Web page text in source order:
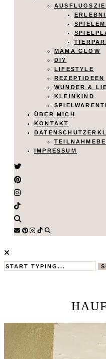
MAMA GLOW
DIY
LIFESTYLE
REZEPTIDEEN
WUNDER &
KLEINKIND
ÜBER MICH
KONTAKT
IMPRESSUM